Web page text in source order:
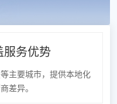
服务优势
主要城市，提供本地化
差异。